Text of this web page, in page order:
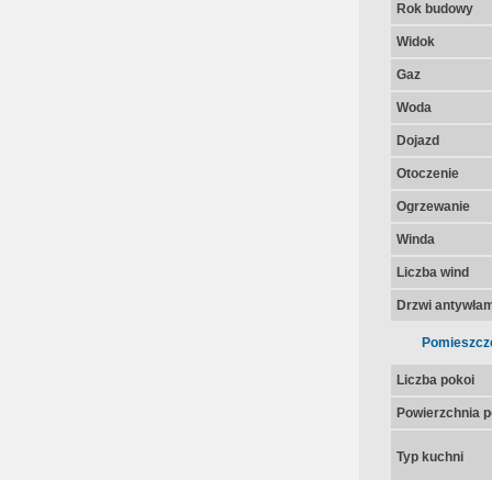
Rok budowy
Widok
Gaz
Woda
Dojazd
Otoczenie
Ogrzewanie
Winda
Liczba wind
Drzwi
Liczba pokoi
Powierzchnia
Typ kuchni